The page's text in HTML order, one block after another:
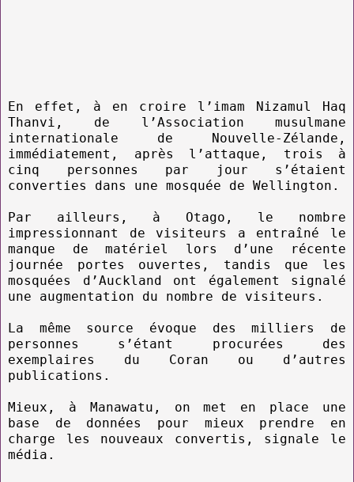
En effet, à en croire l’imam Nizamul Haq
Thanvi, de l’Association musulmane
internationale de Nouvelle-Zélande,
immédiatement, après l’attaque, trois à
cinq personnes par jour s’étaient
converties dans une mosquée de Wellington.
Par ailleurs, à Otago, le nombre
impressionnant de visiteurs a entraîné le
manque de matériel lors d’une récente
journée portes ouvertes, tandis que les
mosquées d’Auckland ont également signalé
une augmentation du nombre de visiteurs.
La même source évoque des milliers de
personnes s’étant procurées des
exemplaires du Coran ou d’autres
publications.
Mieux, à Manawatu, on met en place une
base de données pour mieux prendre en
charge les nouveaux convertis, signale le
média.